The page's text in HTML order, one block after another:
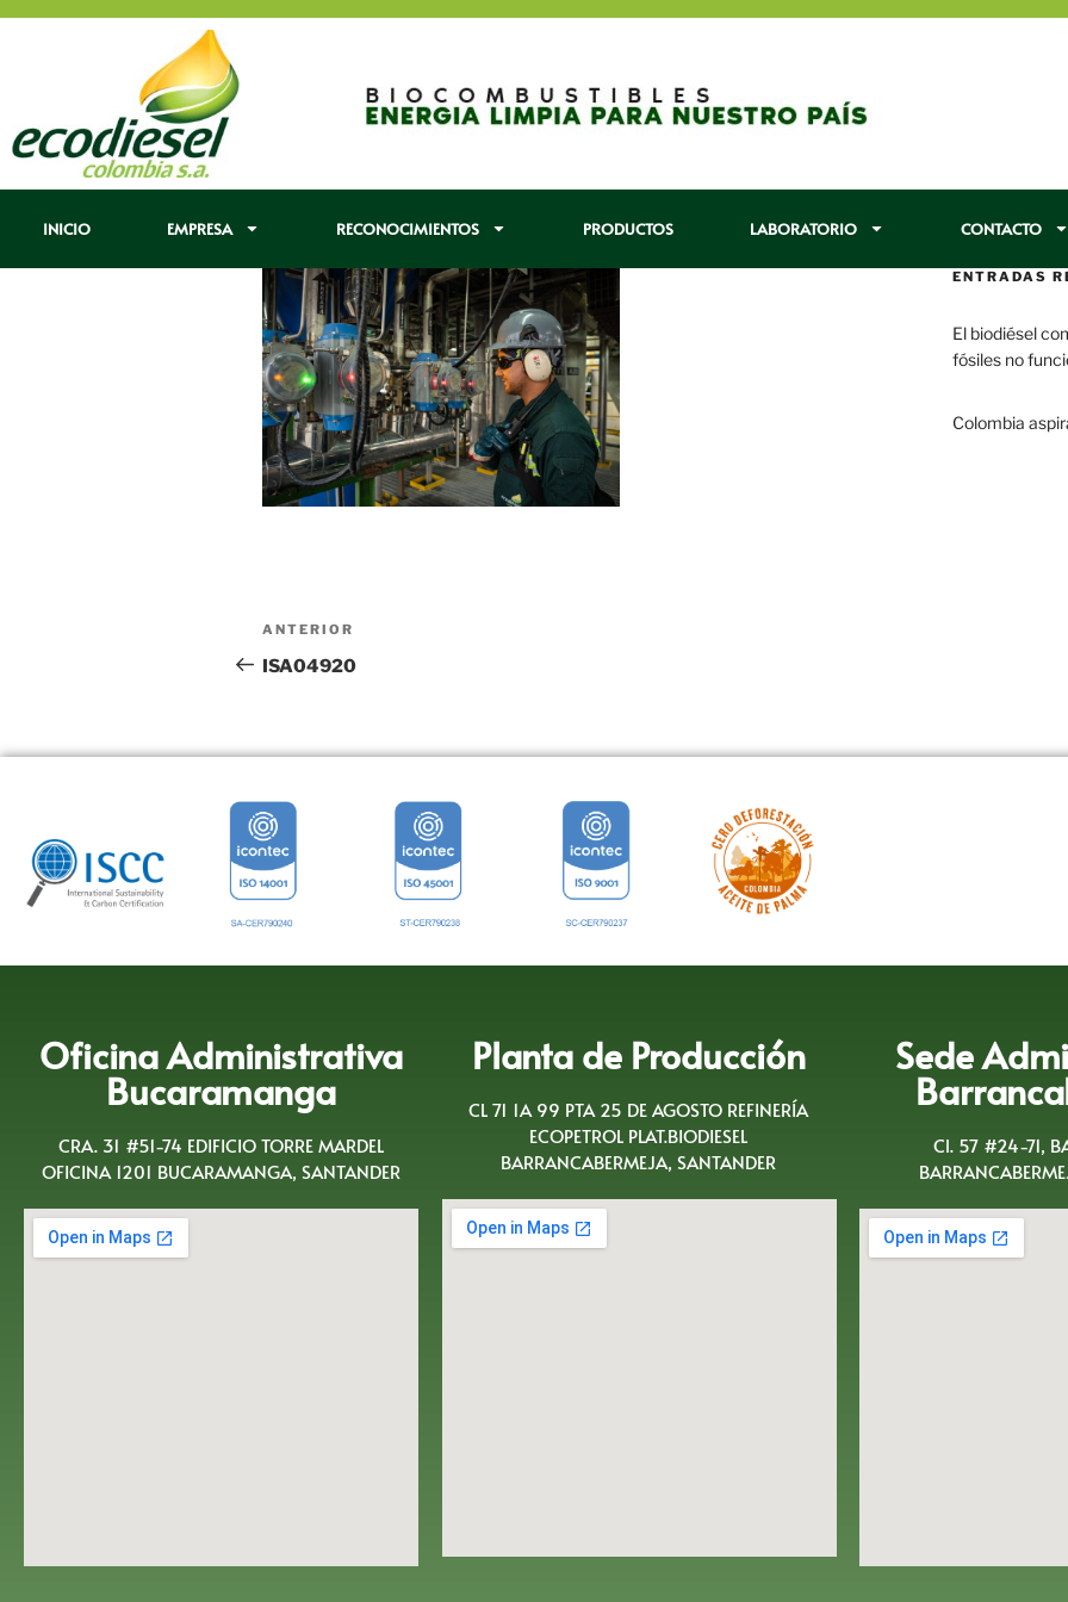
INICIO EMPRESA RECONOCIMIENTOS PRODUCTOS LABORATORIO CONTACTO
ANTERIOR
ISA04920
ENTRADAS
El biodiésel
fósiles no
Colombia
Oficina Administrativa
Bucaramanga
CRA. 31 #51-74 EDIFICIO TORRE MARDEL
OFICINA 1201 BUCARAMANGA, SANTANDER
Planta de Producción
CL 71 1A 99 PTA 25 DE AGOSTO REFINERÍA
ECOPETROL PLAT.BIODIESEL
BARRANCABERMEJA, SANTANDER
Sede
Cl. 57 #24-71,